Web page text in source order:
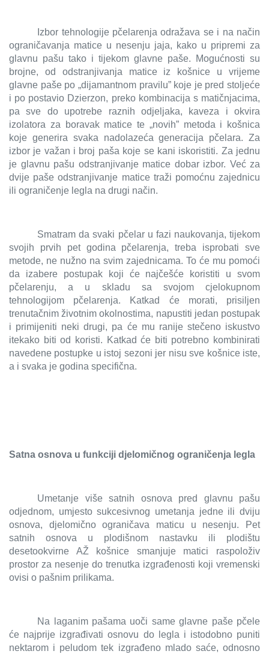
Izbor tehnologije pčelarenja odražava se i na način
ograničavanja matice u nesenju jaja, kako u pripremi za
glavnu pašu tako i tijekom glavne paše. Mogućnosti su
brojne, od odstranjivanja matice iz košnice u vrijeme
glavne paše po „dijamantnom pravilu” koje je pred stoljeće
i po postavio Dzierzon, preko kombinacija s matičnjacima,
pa sve do upotrebe raznih odjeljaka, kaveza i okvira
izolatora za boravak matice te „novih” metoda i košnica
koje generira svaka nadolazeća generacija pčelara. Za
izbor je važan i broj paša koje se kani iskoristiti. Za jednu
je glavnu pašu odstranjivanje matice dobar izbor. Već za
dvije paše odstranjivanje matice traži pomoćnu zajednicu
ili ograničenje legla na drugi način.
Smatram da svaki pčelar u fazi naukovanja, tijekom
svojih prvih pet godina pčelarenja, treba isprobati sve
metode, ne nužno na svim zajednicama. To će mu pomoći
da izabere postupak koji će najčešće koristiti u svom
pčelarenju, a u skladu sa svojom cjelokupnom
tehnologijom pčelarenja. Katkad će morati, prisiljen
trenutačnim životnim okolnostima, napustiti jedan postupak
i primijeniti neki drugi, pa će mu ranije stečeno iskustvo
itekako biti od koristi. Katkad će biti potrebno kombinirati
navedene postupke u istoj sezoni jer nisu sve košnice iste,
a i svaka je godina specifična.
Satna osnova u funkciji djelomičnog ograničenja legla
Umetanje više satnih osnova pred glavnu pašu
odjednom, umjesto sukcesivnog umetanja jedne ili dviju
osnova, djelomično ograničava maticu u nesenju. Pet
satnih osnova u plodišnom nastavku ili plodištu
desetookvirne AŽ košnice smanjuje matici raspoloživ
prostor za nesenje do trenutka izgrađenosti koji vremenski
ovisi o pašnim prilikama.
Na laganim pašama uoči same glavne paše pčele
će najprije izgrađivati osnovu do legla i istodobno puniti
nektarom i peludom tek izgrađeno mlado saće, odnosno